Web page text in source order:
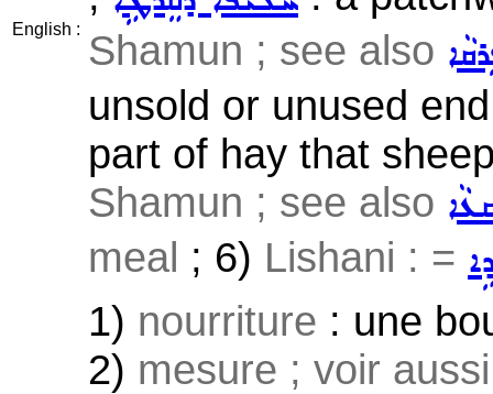
English : Shamun ; see also
unsold or unused
part of hay that
Shamun ; see also
meal ; 6) Lishani : =
1) nourriture : une
2) mesure ; voir